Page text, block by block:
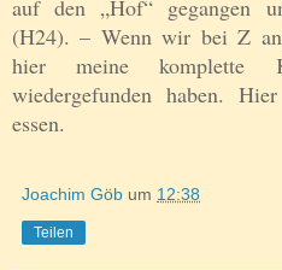
auf den „Hof“ gegangen
(H24). – Wenn wir bei Z
hier meine komplette
wiedergefunden haben.
essen.
Joachim Göb um 12:38
Teilen